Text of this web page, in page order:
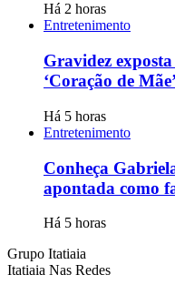
Há 2 horas
Entretenimento
Gravidez
‘Coração de
Há 5 horas
Entretenimento
Conheça
apontada como
Há 5 horas
Grupo Itatiaia
Itatiaia Nas Redes